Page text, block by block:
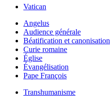
Vatican
Angelus
Audience générale
Béatification et canonisation
Curie romaine
Église
Évangélisation
Pape François
Transhumanisme